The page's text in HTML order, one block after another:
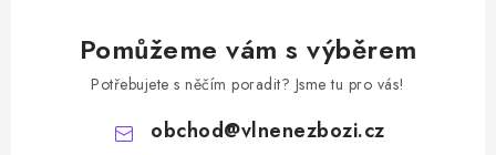
Pomůžeme vám s výběrem
Potřebujete s něčím poradit? Jsme tu pro vás!
obchod@vlnenezbozi.cz